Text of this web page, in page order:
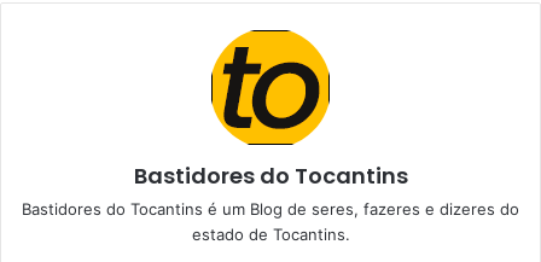
Bastidores do Tocantins
Bastidores do Tocantins é um Blog de seres, fazeres e dizeres do
estado de Tocantins.